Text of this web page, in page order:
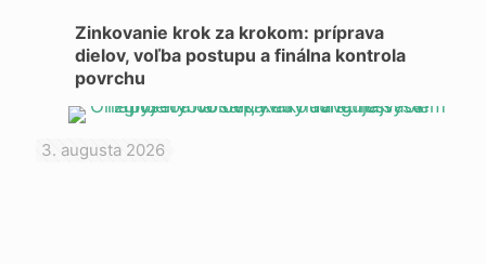
Zinkovanie krok za krokom: príprava
dielov, voľba postupu a finálna kontrola
povrchu
3. augusta 2026